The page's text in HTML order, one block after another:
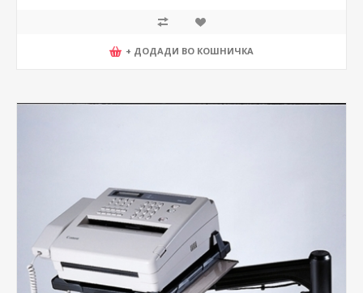
+ ДОДАДИ ВО КОШНИЧКА